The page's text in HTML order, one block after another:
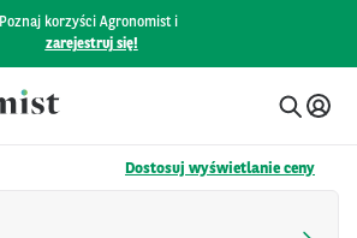
Poznaj korzyści Agronomist i
zarejestruj się!
Dostosuj wyświetlanie ceny